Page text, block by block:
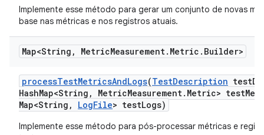
Implemente esse método para gerar um conjunto de novas
base nas métricas e nos registros atuais.
Map<String , MetricMeasurement. Metric . Builder>
processTestMetricsAndLogs(TestDescription test
HashMap<String , MetricMeasurement. Metric> test
Map<String , LogFile> testLogs)
Implemente esse método para pós-processar métricas e